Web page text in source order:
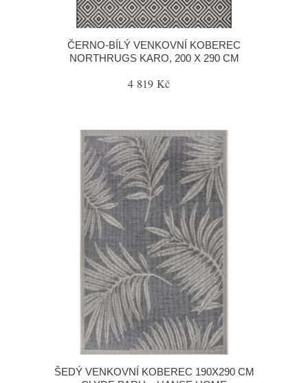
ČERNO-BÍLÝ VENKOVNÍ KOBEREC
NORTHRUGS KARO, 200 X 290 CM
4 819 Kč
ŠEDÝ VENKOVNÍ KOBEREC 190X290 CM